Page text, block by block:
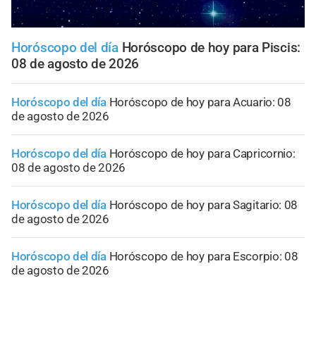
Horóscopo del día Horóscopo de hoy para Piscis:
08 de agosto de 2026
Horóscopo del día Horóscopo de hoy para Acuario: 08
de agosto de 2026
Horóscopo del día Horóscopo de hoy para Capricornio:
08 de agosto de 2026
Horóscopo del día Horóscopo de hoy para Sagitario: 08
de agosto de 2026
Horóscopo del día Horóscopo de hoy para Escorpio: 08
de agosto de 2026